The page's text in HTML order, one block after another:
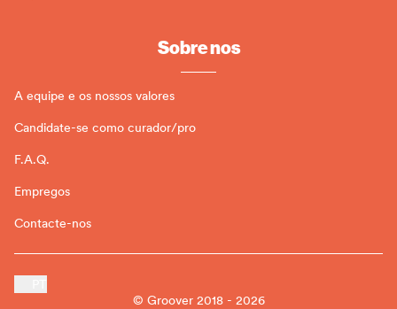
Sobre nos
A equipe e os nossos valores
Candidate-se como curador/pro
F.A.Q.
Empregos
Contacte-nos
© Groover 2018 - 2026